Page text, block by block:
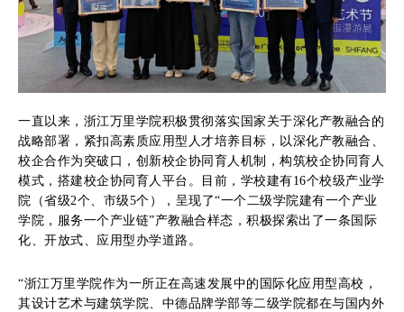
一直以来，浙江万里学院积极贯彻落实国家关于深化产教融合的
战略部署，紧扣高素质应用型人才培养目标，以深化产教融合、
校企合作为突破口，创新校企协同育人机制，构筑校企协同育人
模式，搭建校企协同育人平台。目前，学校建有16个校级产业学
院（省级2个、市级5个），呈现了“一个二级学院建有一个产业
学院，服务一个产业链”产教融合样态，积极探索出了一条国际
化、开放式、应用型办学道路。
“浙江万里学院作为一所正在高速发展中的国际化应用型高校，
其设计艺术与建筑学院、中德品牌学部等二级学院都在与国内外